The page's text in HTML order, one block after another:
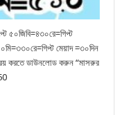
৫০জিবি=৪৩০রে=গিপ্ট
মেয়াদ =৩০দিন
ডাউনলোড করুন “মাসরুর